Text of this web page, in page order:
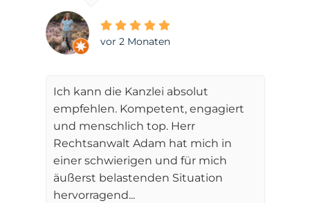
vor 2 Monaten
Ich kann die Kanzlei absolut
empfehlen. Kompetent, engagiert
und menschlich top. Herr
Rechtsanwalt Adam hat mich in
einer schwierigen und für mich
äußerst belastenden Situation
hervorragend...